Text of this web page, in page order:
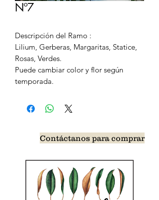
Nº7
Descripción del Ramo :
Lilium, Gerberas, Margaritas, Statice,
Rosas, Verdes.
Puede cambiar color y flor según
temporada.
Contáctanos para comprar